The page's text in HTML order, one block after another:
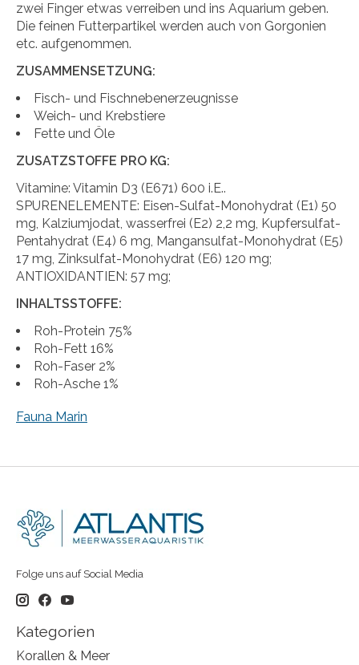
zwei Finger etwas verreiben und ins Aquarium geben.
Die feinen Futterpartikel werden auch von Gorgonien
etc. aufgenommen.
ZUSAMMENSETZUNG:
Fisch- und Fischnebenerzeugnisse
Weich- und Krebstiere
Fette und Öle
ZUSATZSTOFFE PRO KG:
Vitamine: Vitamin D3 (E671) 600 i.E..
SPURENELEMENTE: Eisen-Sulfat-Monohydrat (E1) 50
mg, Kalziumjodat, wasserfrei (E2) 2,2 mg, Kupfersulfat-
Pentahydrat (E4) 6 mg, Mangansulfat-Monohydrat (E5)
17 mg, Zinksulfat-Monohydrat (E6) 120 mg;
ANTIOXIDANTIEN: 57 mg;
INHALTSSTOFFE:
Roh-Protein 75%
Roh-Fett 16%
Roh-Faser 2%
Roh-Asche 1%
Fauna Marin
Folge uns auf Social Media
Kategorien
Korallen & Meer